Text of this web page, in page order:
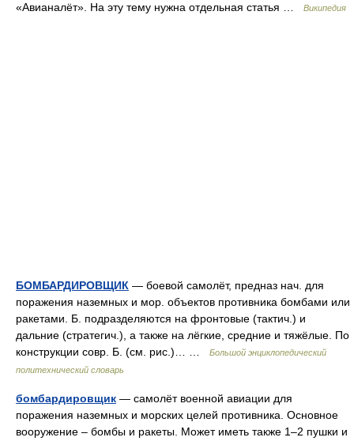
«Авианалёт». На эту тему нужна отдельная статья …
Википедия
БОМБАРДИРОВЩИК — боевой самолёт, предназ нач. для
поражения наземных и мор. объектов противника бомбами или
ракетами. Б. подразделяются на фронтовые (тактич.) и
дальние (стратегич.), а также на лёгкие, средние и тяжёлые. По
конструкции совр. Б. (см. рис.)… …
Большой энциклопедический
политехнический словарь
бомбардировщик — самолёт военной авиации для
поражения наземных и морских целей противника. Основное
вооружение – бомбы и ракеты. Может иметь также 1–2 пушки и